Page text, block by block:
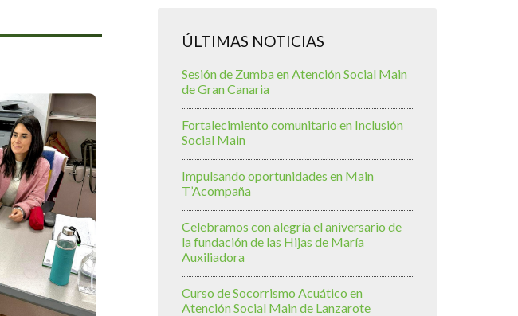
ÚLTIMAS NOTICIAS
Sesión de Zumba en Atención Social Main
de Gran Canaria
Fortalecimiento comunitario en Inclusión
Social Main
Impulsando oportunidades en Main
T’Acompaña
Celebramos con alegría el aniversario de
la fundación de las Hijas de María
Auxiliadora
Curso de Socorrismo Acuático en
Atención Social Main de Lanzarote